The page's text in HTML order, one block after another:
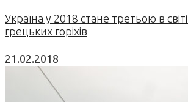
Україна у 2018 стане третьою в
грецьких горіхів
21.02.2018